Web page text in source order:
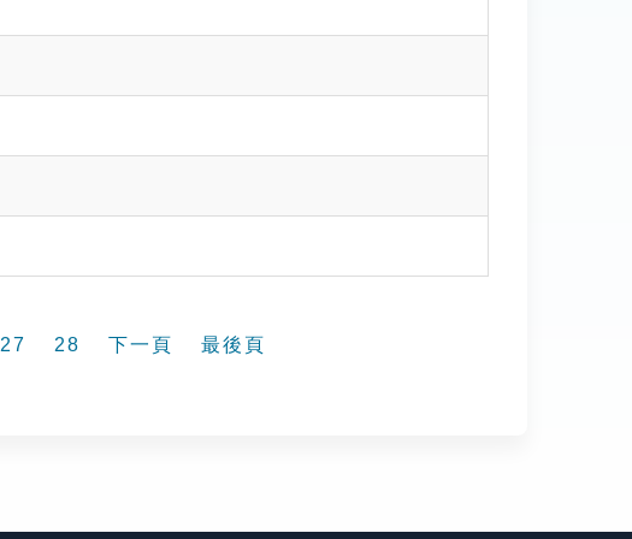
27 28 下一頁 最後頁